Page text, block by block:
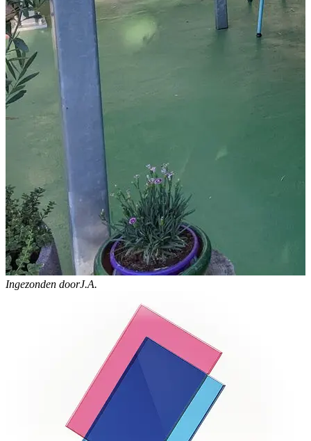
Ingezonden doorJ.A.